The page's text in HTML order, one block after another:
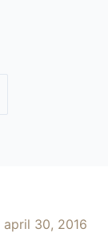
april 30, 2016